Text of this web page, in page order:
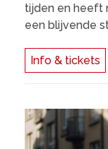
tijden en heeft
een blijvende
Info & tickets